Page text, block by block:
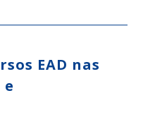
EAD nas